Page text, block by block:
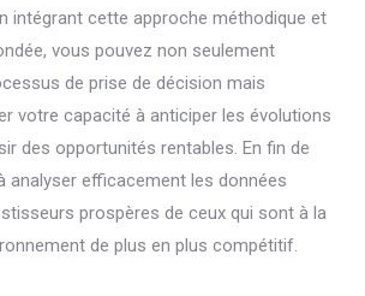
intégrant cette approche méthodique et
vous pouvez non seulement
de prise de décision mais
votre capacité à anticiper les évolutions
des opportunités rentables. En fin de
analyser efficacement les données
prospères de ceux qui sont à la
de plus en plus compétitif.